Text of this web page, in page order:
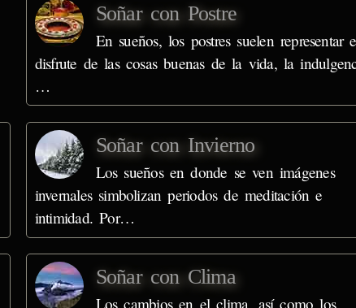
Soñar con Postre
En sueños, los postres suelen representar
disfrute de las cosas buenas de la vida, la
…
Soñar con Invierno
Los sueños en donde se ven imágenes
invernales simbolizan periodos de meditación e
intimidad. Por…
Soñar con Clima
Los cambios en el clima, así como los